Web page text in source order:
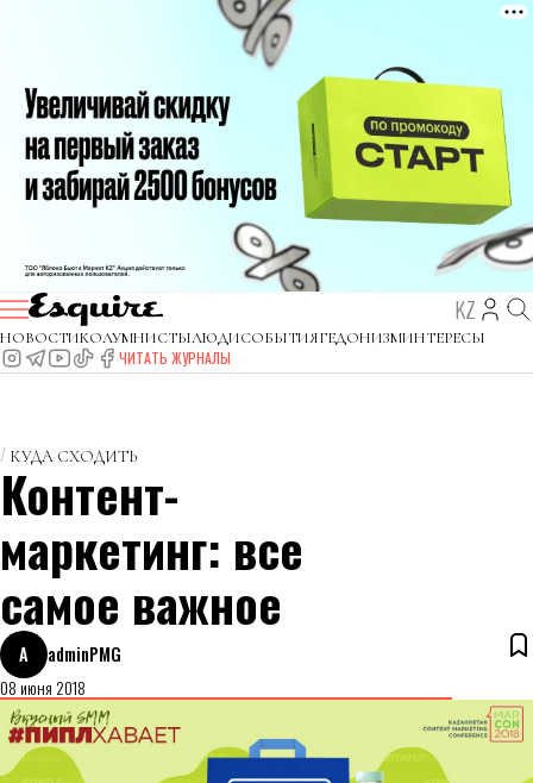
KZ
НОВОСТИКОЛУМНИСТЫЛЮДИСОБЫТИЯГЕДОНИЗМИНТЕРЕСЫ
ЧИТАТЬ ЖУРНАЛЫ
КУДА СХОДИТЬ
Контент-
маркетинг: все
самое важное
A
adminPMG
08 июня 2018